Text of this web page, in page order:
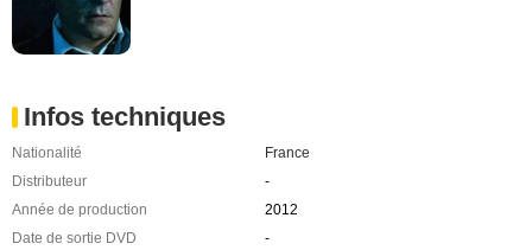
Infos techniques
Nationalité
France
Distributeur
-
Année de production
2012
Date de sortie DVD
-